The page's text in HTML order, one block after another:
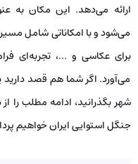
ارائه می‌دهد. این مکان به‌
می‌شود و با امکاناتی شامل
برای عکاسی و …، تجربه‌ای
می‌آورد. اگر شما هم قصد دارید
شهر بگذرانید، ادامه مطلب را
جنگل استوایی ایران خواهیم